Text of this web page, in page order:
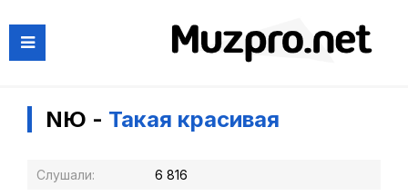
NЮ - Такая красивая
Слушали:
6 816